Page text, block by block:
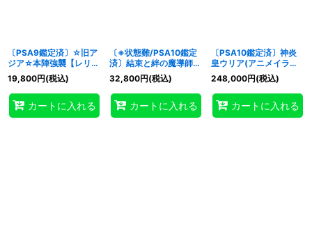
〔PSA9鑑定済〕☆旧ア
ジア☆本陣強襲【レリー
フ】{FET-AE056}《コ
レクター向け》
19,800円(税込)
カートに入れる
〔※状態難/PSA10鑑定
済〕結束と絆の魔導師
(緑背景)【クォーターセ
ンチュリーシークレッ
ト】{DUNE-JP000}
《モンスター》
32,800円(税込)
カートに入れる
〔PSA10鑑定済〕神炎
皇ウリア(アニメイラス
ト)【シークレット】{-}
《モンスター》
248,000円(税込)
カートに入れる